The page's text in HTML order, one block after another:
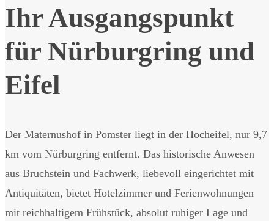
Ihr Ausgangspunkt
für Nürburgring und
Eifel
Der Maternushof in Pomster liegt in der Hocheifel, nur 9,7
km vom Nürburgring entfernt. Das historische Anwesen
aus Bruchstein und Fachwerk, liebevoll eingerichtet mit
Antiquitäten, bietet Hotelzimmer und Ferienwohnungen
mit reichhaltigem Frühstück, absolut ruhiger Lage und